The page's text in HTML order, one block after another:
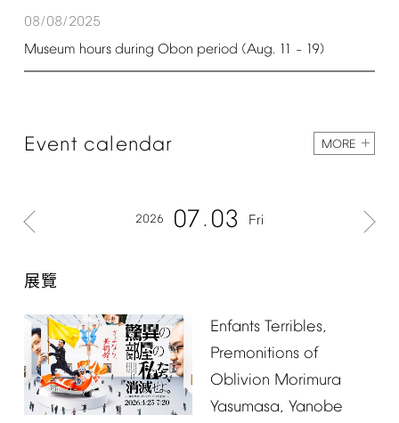
08/08/2025
Museum hours during Obon period (Aug. 11 – 19)
Event calendar MORE
2026 07 03 Fri
展覽
Enfants Terribles,
Premonitions of
Oblivion Morimura
Yasumasa, Yanobe